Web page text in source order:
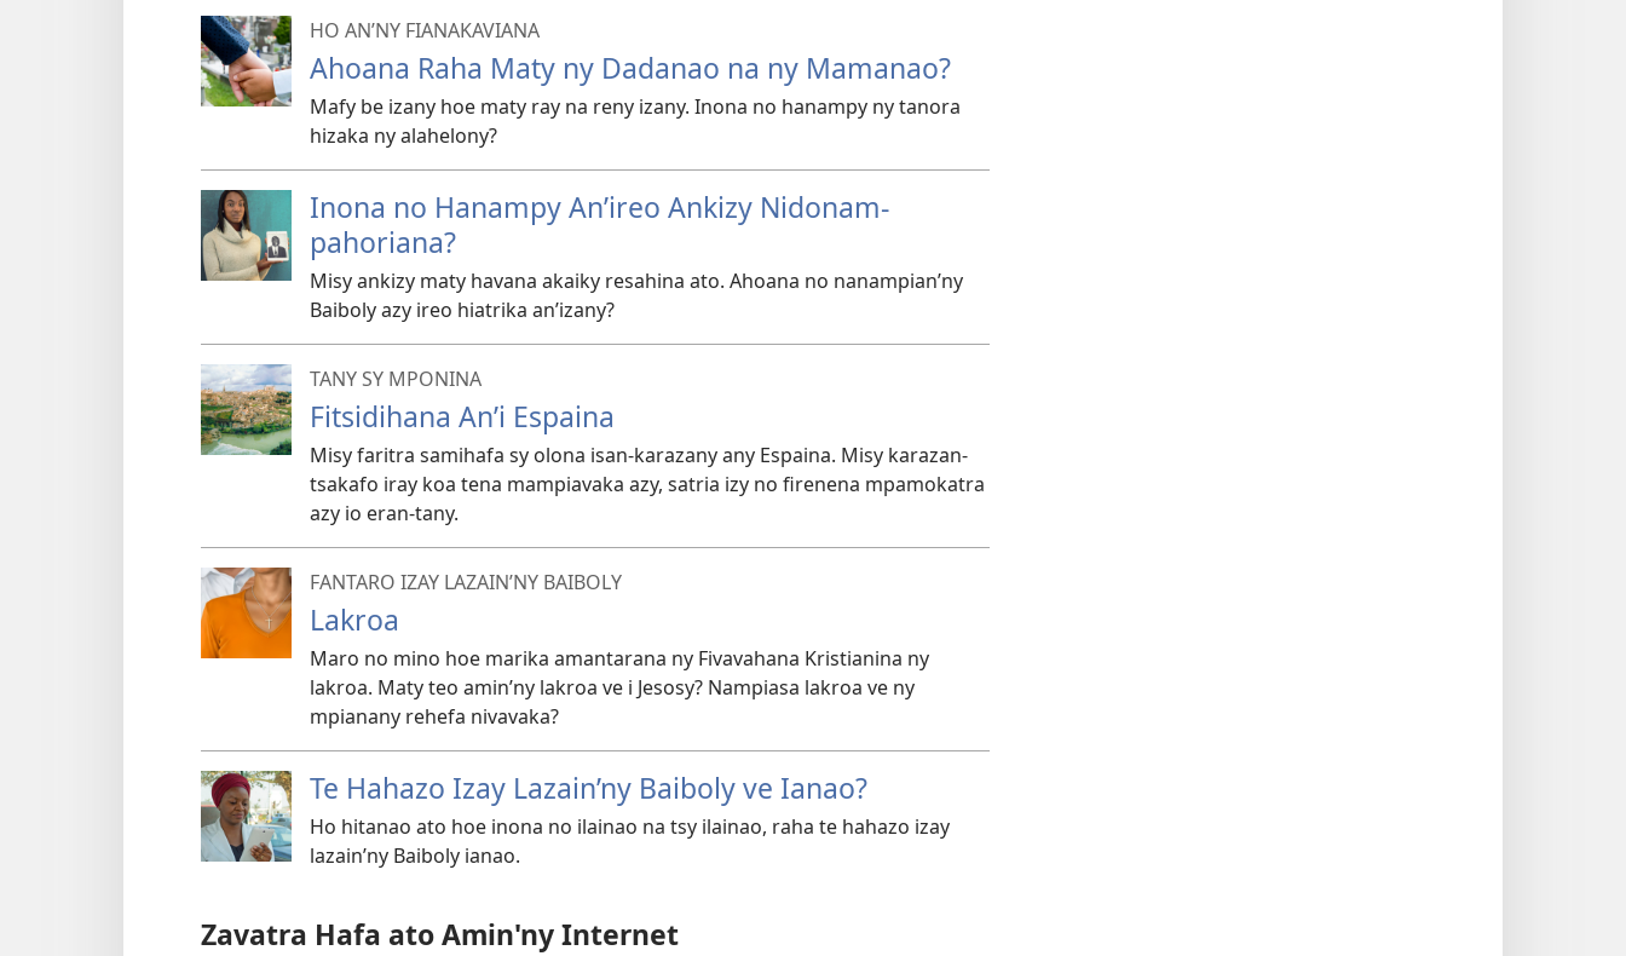
HO AN’NY FIANAKAVIANA
Ahoana Raha Maty ny Dadanao na ny Mamanao?
Mafy be izany hoe maty ray na reny izany. Inona no hanampy ny tanora
hizaka ny alahelony?
Inona no Hanampy An’ireo Ankizy Nidonam-
pahoriana?
Misy ankizy maty havana akaiky resahina ato. Ahoana no nanampian’ny
Baiboly azy ireo hiatrika an’izany?
TANY SY MPONINA
Fitsidihana An’i Espaina
Misy faritra samihafa sy olona isan-karazany any Espaina. Misy karazan-
tsakafo iray koa tena mampiavaka azy, satria izy no firenena mpamokatra
azy io eran-tany.
FANTARO IZAY LAZAIN’NY BAIBOLY
Lakroa
Maro no mino hoe marika amantarana ny Fivavahana Kristianina ny
lakroa. Maty teo amin’ny lakroa ve i Jesosy? Nampiasa lakroa ve ny
mpianany rehefa nivavaka?
Te Hahazo Izay Lazain’ny Baiboly ve Ianao?
Ho hitanao ato hoe inona no ilainao na tsy ilainao, raha te hahazo izay
lazain’ny Baiboly ianao.
Zavatra Hafa ato Amin'ny Internet